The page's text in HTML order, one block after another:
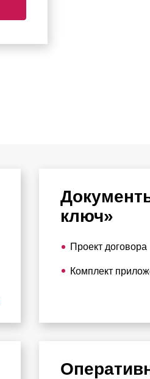
ключ»
Проект договора
Комплект